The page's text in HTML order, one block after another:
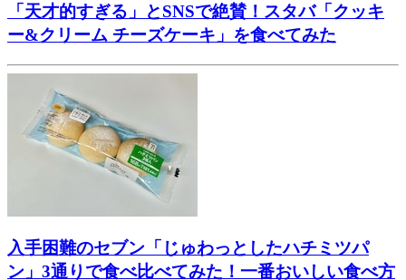
「天才的すぎる」とSNSで絶賛！スタバ「クッキ
ー&クリーム チーズケーキ」を食べてみた
入手困難のセブン「じゅわっとしたハチミツパ
ン」3通りで食べ比べてみた！一番おいしい食べ方